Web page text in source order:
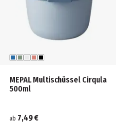
MEPAL Multischüssel Cirqula
500ml
ab 7,49 €